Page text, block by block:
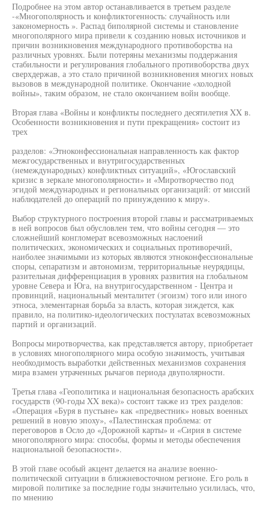
Подробнее на этом автор останавливается в третьем разделе
-«Многополярность и конфликтогенность: случайность или
закономерность ». Распад биполярной системы и становление
многополярного мира привели к созданию новых источников и
причин возникновения международного противоборства на
различных уровнях. Были потеряны механизмы поддержания
стабильности и регулирования глобального противоборства двух
сверхдержав, а это стало причиной возникновения многих новых
вызовов в международной политике. Окончание «холодной
войны», таким образом, не стало окончанием войн вообще.
Вторая глава «Войны и конфликты последнего десятилетия XX в.
Особенности возникновения и пути прекращения» состоит из
трех
разделов: «Этноконфессиональная направленность как фактор
межгосударственных и внутригосударственных
(немеждународных) конфликтных ситуаций», «Югославский
кризис в зеркале многополярности» и «Миротворчество под
эгидой международных и региональных организаций: от миссий
наблюдателей до операций по принуждению к миру».
Выбор структурного построения второй главы и рассматриваемых
в ней вопросов был обусловлен тем, что войны сегодня — это
сложнейший конгломерат всевозможных наслоений
политических, экономических и социальных противоречий,
наиболее значимыми из которых являются этноконфессиональные
споры, сепаратизм и автономизм, территориальные неурядицы,
разительная дифференциация в уровнях развития на глобальном
уровне Севера и Юга, на внутригосударственном - Центра и
провинций, национальный менталитет (эгоизм) того или иного
этноса, элементарная борьба за власть, которая зиждется, как
правило, на политико-идеологических постулатах всевозможных
партий и организаций.
Вопросы миротворчества, как представляется автору, приобретает
в условиях многополярного мира особую значимость, учитывая
необходимость выработки действенных механизмов сохранения
мира взамен утраченных рычагов периода двуполярности.
Третья глава «Геополитика и национальная безопасность арабских
государств (90-годы XX века)» состоит также из трех разделов:
«Операция «Буря в пустыне» как «предвестник» новых военных
решений в новую эпоху», «Палестинская проблема: от
переговоров в Осло до «Дорожной карты» и «Сирия в системе
многополярного мира: способы, формы и методы обеспечения
национальной безопасности».
В этой главе особый акцент делается на анализе военно-
политической ситуации в ближневосточном регионе. Его роль в
мировой политике за последние годы значительно усилилась, что,
по мнению